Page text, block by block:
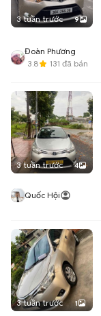
3 tuần trước 9
Đoàn Phương
3.8
131 đã bán
3 tuần trước 4
Quốc Hội
3 tuần trước 1